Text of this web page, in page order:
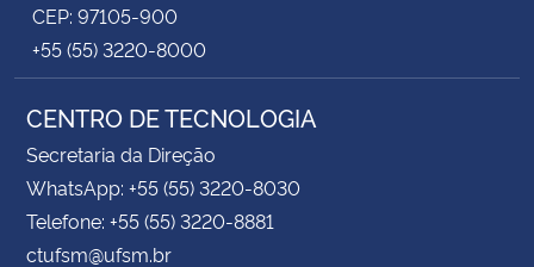
CEP: 97105-900
+55 (55) 3220-8000
CENTRO DE TECNOLOGIA
Secretaria da Direção
WhatsApp: +55 (55) 3220-8030
Telefone: +55 (55) 3220-8881
ctufsm@ufsm.br